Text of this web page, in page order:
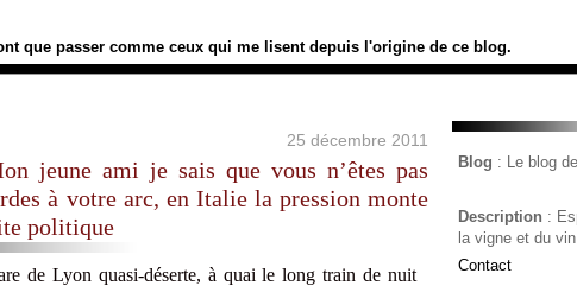
que passer comme ceux qui me lisent depuis l'origine de ce blog.
25 décembre 2011
jeune ami je sais que vous n’êtes pas
à votre arc, en Italie la pression monte
politique
de Lyon quasi-déserte, à quai le long train de nuit
Blog : Le blog
Description :
la vigne et du vin
Contact